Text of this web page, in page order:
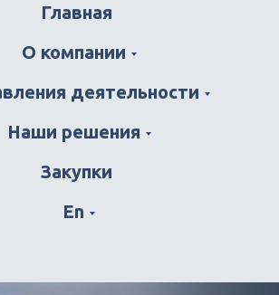
Главная
О компании
деятельности
Наши решения
Закупки
En